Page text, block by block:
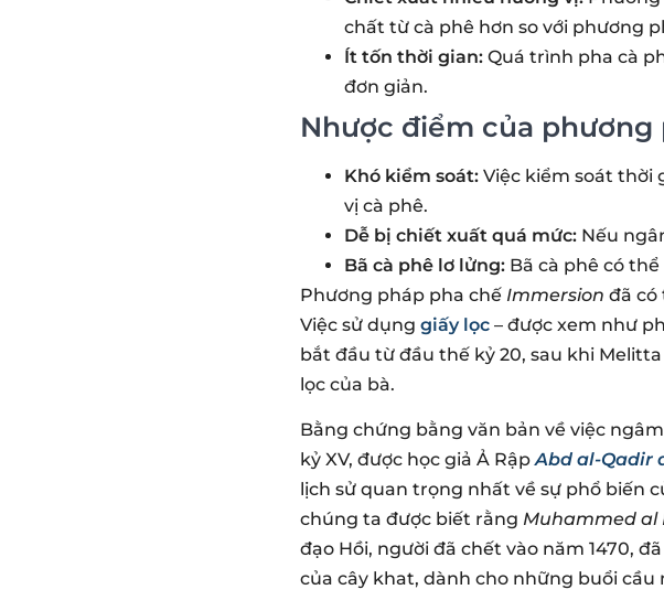
chất từ cà phê hơn so với phương
Ít tốn thời gian: Quá trình pha cà
đơn giản.
Nhược điểm của
Khó kiểm soát: Việc kiểm soát thời
vị cà phê.
Dễ bị chiết xuất quá mức: Nếu
Bã cà phê lơ lửng: Bã cà phê có
Phương pháp pha chế Immersion đã có
Việc sử dụng giấy lọc – được xem như
bắt đầu từ đầu thế kỷ 20, sau khi
lọc của bà.
Bằng chứng bằng văn bản về việc
kỷ XV, được học giả Ả RậpAbd al-Qadir
lịch sử quan trọng nhất về sự phổ biến
chúng ta được biết rằng Muhammed al
đạo Hồi, người đã chết vào năm 1470,
của cây khat, dành cho những buổi cầu